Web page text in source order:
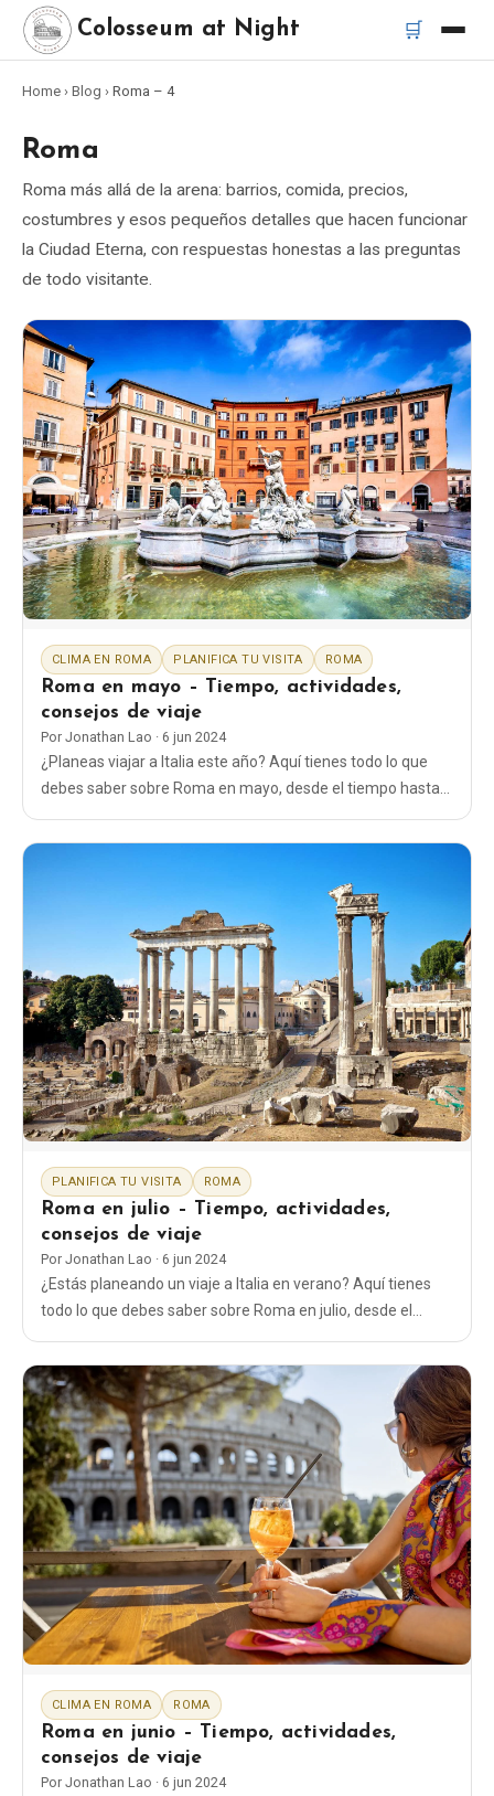
Colosseum at Night 🛒
Inicio
Mejores tours
Mejores tours nocturnos del Coliseo
Mejores tours en Roma
Bus turístico Roma
Tour en Vespa Roma
Catacumbas de Roma
Blog
Tienda
Todos los recuerdos
Posters
T-Shirts
Sobre nosotros
EN DE ES FR IT
Home › Blog › Roma – 4
Roma
Roma más allá de la arena: barrios, comida, precios,
costumbres y esos pequeños detalles que hacen funcionar
la Ciudad Eterna, con respuestas honestas a las preguntas
de todo visitante.
CLIMA EN ROMA PLANIFICA TU VISITA ROMA
Roma en mayo – Tiempo, actividades,
consejos de viaje
Por Jonathan Lao · 6 jun 2024
¿Planeas viajar a Italia este año? Aquí tienes todo lo que
debes saber sobre Roma en mayo, desde el tiempo hasta
PLANIFICA TU VISITA ROMA
Roma en julio – Tiempo, actividades,
consejos de viaje
Por Jonathan Lao · 6 jun 2024
¿Estás planeando un viaje a Italia en verano? Aquí tienes
todo lo que debes saber sobre Roma en julio, desde el
tiempo hasta qué ropa ponerte y qué cosas hacer.
CLIMA EN ROMA ROMA
Roma en junio – Tiempo, actividades,
consejos de viaje
Por Jonathan Lao · 6 jun 2024